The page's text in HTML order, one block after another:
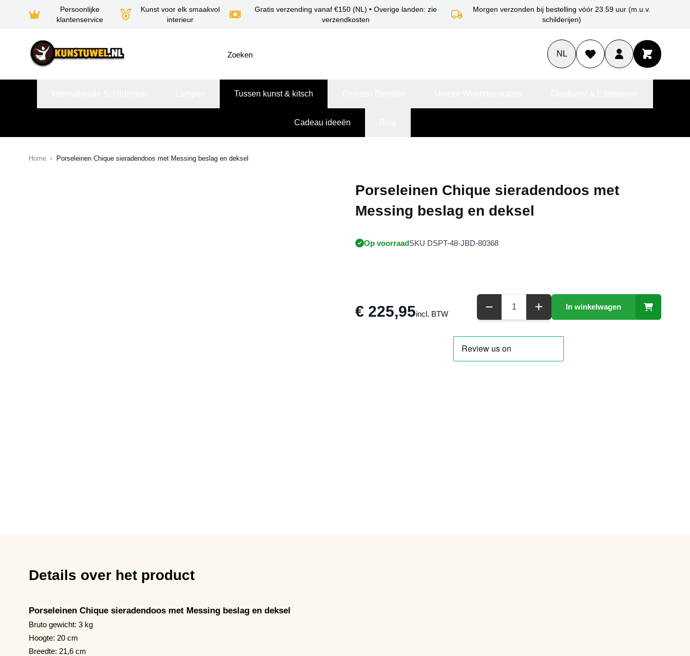
Persoonlijke
klantenservice
Kunst voor elk smaakvol
interieur
Gratis verzending vanaf €150 (NL) • Overige landen: zie
verzendkosten
Morgen verzonden bij bestelling vóór 23.59 uur (m.u.v.
schilderijen)
NL
Tussen kunst & kitsch
Cadeau ideeën
Home Porseleinen Chique sieradendoos met Messing beslag en deksel
Porseleinen Chique sieradendoos met
Messing beslag en deksel
Op voorraadSKU DSPT-48-JBD-80368
€ 225,95incl. BTW
In winkelwagen
Details over het product
Porseleinen Chique sieradendoos met Messing beslag en deksel
Bruto gewicht: 3 kg
Hoogte: 20 cm
Breedte: 21,6 cm